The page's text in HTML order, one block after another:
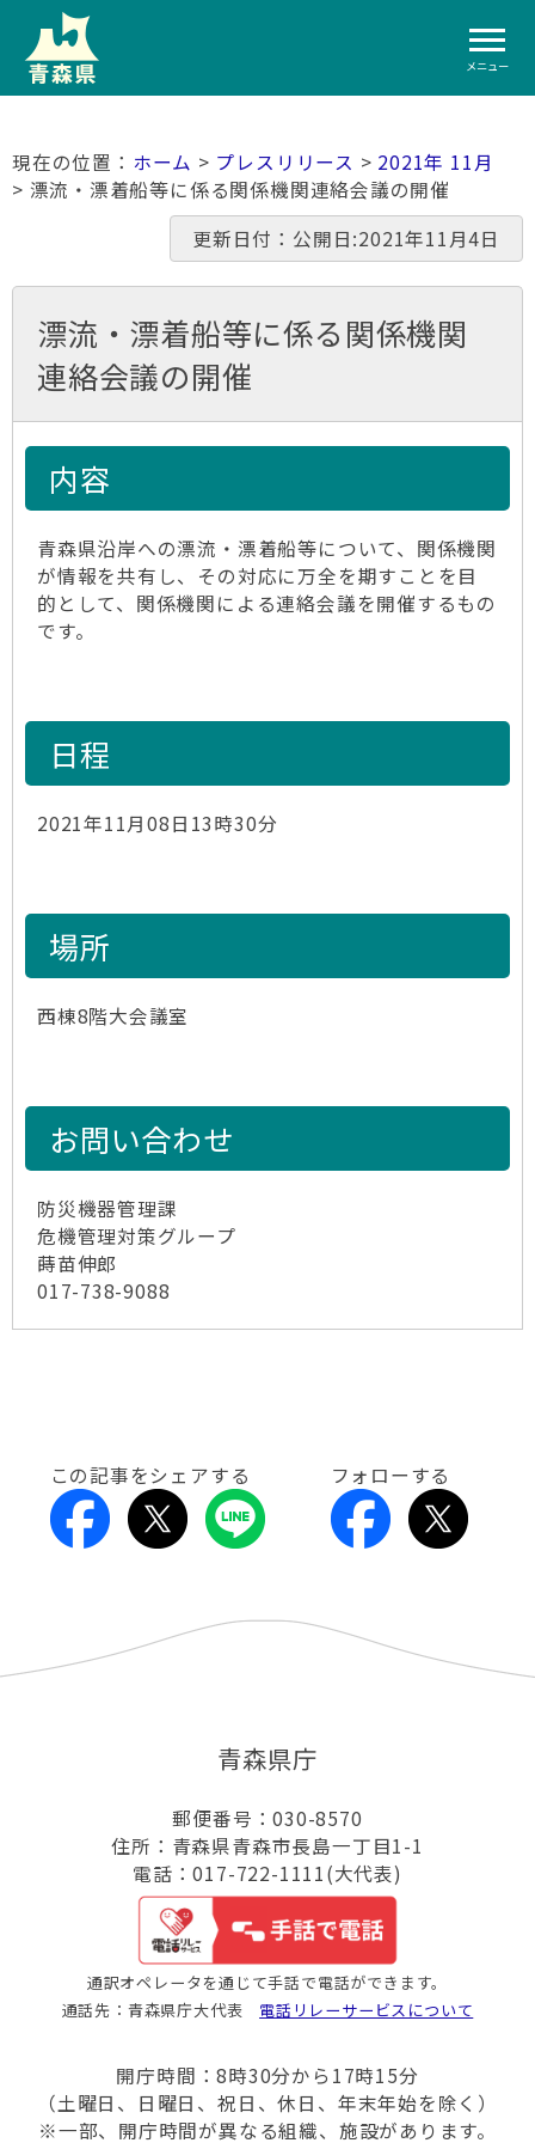
メニュー
ホーム > プレスリリース > 2021年 11月
> 漂流・漂着船等に係る関係機関連絡会議の開催
更新日付：公開日:2021年11月4日
漂流・漂着船等に係る関係機関
連絡会議の開催
内容
青森県沿岸への漂流・漂着船等について、関係機関
が情報を共有し、その対応に万全を期すことを目
的として、関係機関による連絡会議を開催するもの
です。
日程
2021年11月08日13時30分
場所
西棟8階大会議室
お問い合わせ
防災機器管理課
危機管理対策グループ
蒔苗伸郎
017-738-9088
この記事をシェアする フォローする
青森県庁
郵便番号：030-8570
住所：青森県青森市長島一丁目1-1
電話：017-722-1111(大代表)
通訳オペレータを通じて手話で電話ができます。
通話先：青森県庁大代表 電話リレーサービスについて
開庁時間：8時30分から17時15分
（土曜日、日曜日、祝日、休日、年末年始を除く）
※一部、開庁時間が異なる組織、施設があります。